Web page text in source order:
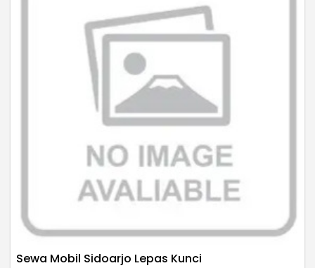
Sewa Mobil Sidoarjo Lepas Kunci